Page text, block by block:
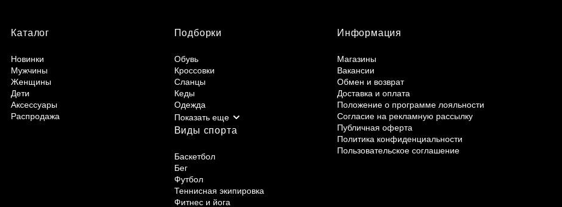
Каталог
Новинки
Мужчины
Женщины
Дети
Аксессуары
Распродажа
Подборки
Обувь
Кроссовки
Сланцы
Кеды
Одежда
Виды спорта
Баскетбол
Бег
Футбол
Теннисная экипировка
Фитнес и йога
Информация
Магазины
Вакансии
Обмен и возврат
Доставка и оплата
Положение о программе лояльности
Согласие на рекламную рассылку
Публичная оферта
Политика конфиденциальности
Пользовательское соглашение